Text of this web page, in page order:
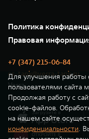
Зарядные станции
Сервис
Нулевое ТО
Моторные масла
35 лет GWM
GWM ТЕХ ДЕНЬ
Новости
Политика
Правовая
+7 (347) 215-06-84
cs-tank@verra-tank.ru
Verra
Для улучшения работы
пользователями сайта
Продолжая работу с
cookie-файлов.
на нашем сайте
конфиденциальности.